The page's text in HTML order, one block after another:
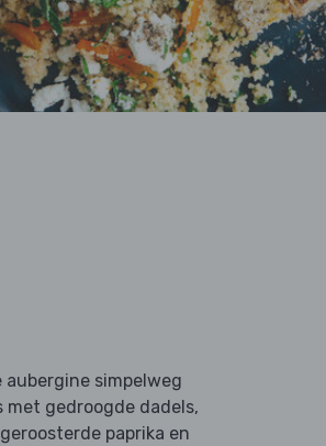
aubergine simpelweg
gedroogde dadels,
paprika en